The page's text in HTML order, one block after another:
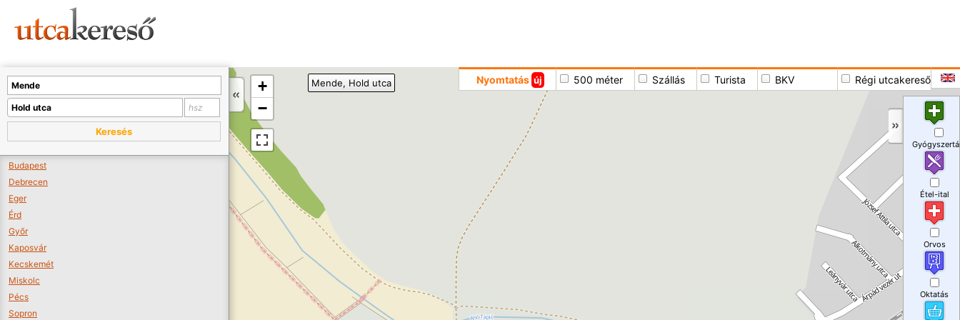
+
−
Nyomtatás új 500 méter Szállás Turista BKV Régi utcakereső
Mende, Hold utca
Keresés
Budapest
Debrecen
Eger
Érd
Győr
Kaposvár
Kecskemét
Miskolc
Pécs
Sopron
Étel-ital
Orvos
Oktatás
A térképet kicsinyíteni kell, hogy látszódjanak a boltok.
Boltok látszódjanak >>